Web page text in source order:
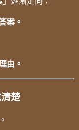
案。
由。
楚